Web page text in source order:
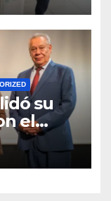
su
el
2026